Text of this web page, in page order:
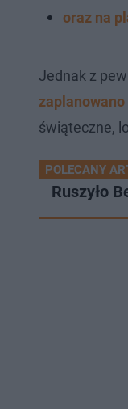
oraz na
Jednak z
świąteczne,
POLECANY
Ruszyło